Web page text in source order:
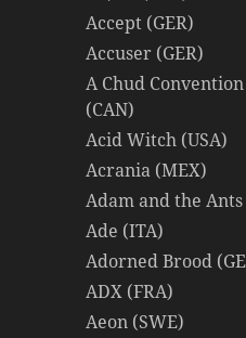
Accept (GER)
Accuser (GER)
A Chud Convention
(CAN)
Acid Witch (USA)
Acrania (MEX)
Adam and the Ants
Ade (ITA)
Adorned Brood
ADX (FRA)
Aeon (SWE)